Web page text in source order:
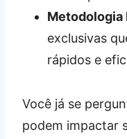
Metodologia
exclusivas
rápidos e
Você já se
podem impactar